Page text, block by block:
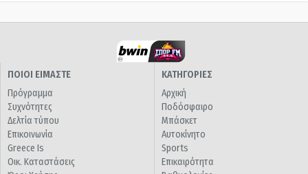
ΠΟΙΟΙ ΕΙΜΑΣΤΕ
Πρόγραμμα
Συχνότητες
Δελτία τύπου
Επικοινωνία
Greece Is
Οικ. Καταστάσεις
ΚΑΤΗΓΟΡΙΕΣ
Αρχική
Ποδόσφαιρο
Μπάσκετ
Αυτοκίνητο
Sports
Επικαιρότητα